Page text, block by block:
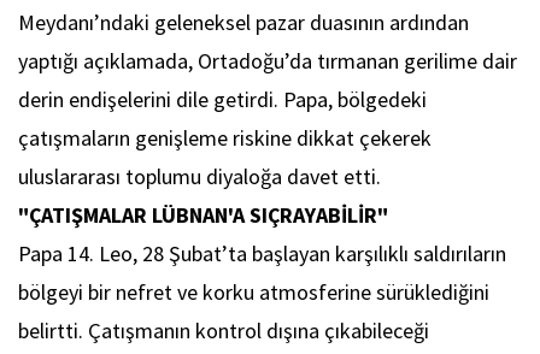
Meydanı’ndaki geleneksel pazar duasının ardından
yaptığı açıklamada, Ortadoğu’da tırmanan gerilime dair
derin endişelerini dile getirdi. Papa, bölgedeki
çatışmaların genişleme riskine dikkat çekerek
uluslararası toplumu diyaloğa davet etti.
"ÇATIŞMALAR LÜBNAN'A SIÇRAYABİLİR"
Papa 14. Leo, 28 Şubat’ta başlayan karşılıklı saldırıların
bölgeyi bir nefret ve korku atmosferine sürüklediğini
belirtti. Çatışmanın kontrol dışına çıkabileceği